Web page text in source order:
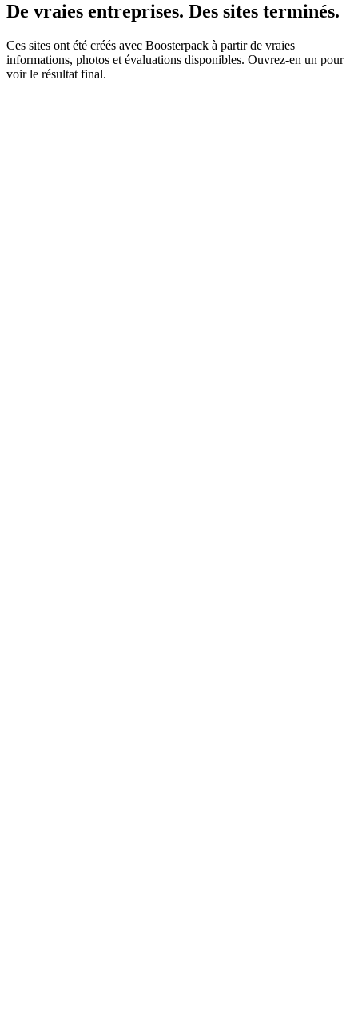
De vraies entreprises. Des sites terminés.
Ces sites ont été créés avec Boosterpack à partir de vraies
informations, photos et évaluations disponibles. Ouvrez-en un pour
voir le résultat final.